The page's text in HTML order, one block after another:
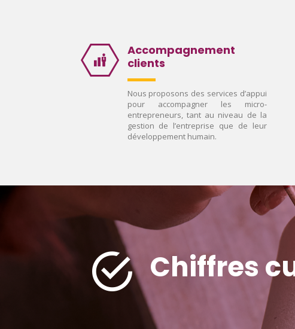
Accompagnement
clients
Nous proposons des services d’appui
pour accompagner les micro-
entrepreneurs, tant au niveau de la
gestion de l’entreprise que de leur
développement humain.
Chiffres